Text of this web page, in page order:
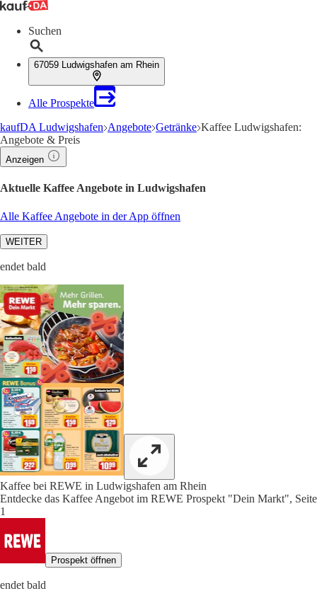
Suchen
67059 Ludwigshafen am Rhein
Alle Prospekte
kaufDA Ludwigshafen Angebote Getränke Kaffee Ludwigshafen:
Angebote & Preis
Anzeigen
Aktuelle Kaffee Angebote in Ludwigshafen
Alle Kaffee Angebote in der App öffnen
WEITER
endet bald
Kaffee bei REWE in Ludwigshafen am Rhein
Entdecke das Kaffee Angebot im REWE Prospekt "Dein Markt", Seite
1
Prospekt öffnen
endet bald